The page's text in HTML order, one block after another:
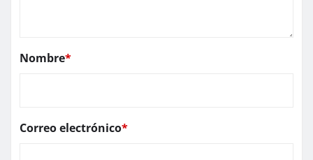
Nombre*
Correo electrónico*